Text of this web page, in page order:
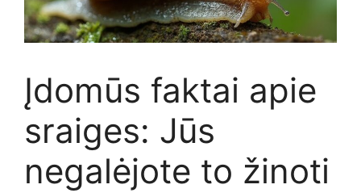
Įdomūs faktai apie
sraiges: Jūs
negalėjote to žinoti